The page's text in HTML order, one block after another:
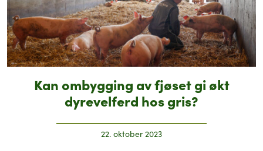
Kan ombygging av fjøset gi økt
dyrevelferd hos gris?
22. oktober 2023